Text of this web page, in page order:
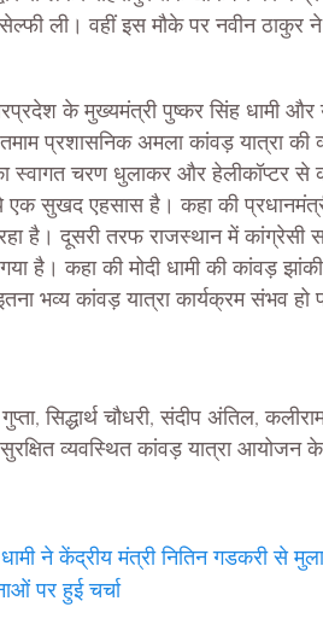
ली। वहीं इस मौके पर नवीन ठाकुर ने
के मुख्यमंत्री पुष्कर सिंह धामी
तमाम प्रशासनिक अमला कांवड़ यात्रा
स्वागत चरण धुलाकर और हेलीकॉप्टर से
एक सुखद एहसास है। कहा की
है। दूसरी तरफ राजस्थान में कांग्रेसी
गया है। कहा की मोदी धामी की कांवड़
भव्य कांवड़ यात्रा कार्यक्रम संभव हो
सिद्धार्थ चौधरी, संदीप अंतिल,
व्यवस्थित कांवड़ यात्रा आयोजन
ने केंद्रीय मंत्री नितिन गडकरी से
पर हुई चर्चा